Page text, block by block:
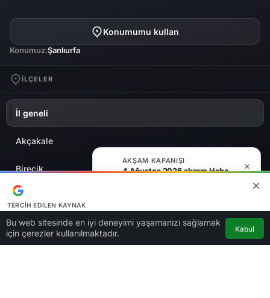
Konumumu kullan
Konumuz:Şanlıurfa
İLÇELER
İl geneli
Akçakale
Birecik
Bozova
Ceylanpınar
AKŞAM KAPANIŞI
4 Ağustos 2026 akşam Haber Bülteni
Bu web sitesinde en iyi deneyimi yaşamanızı sağlamak
için çerezler kullanılmaktadır.
Kabul
TERCIH EDILEN KAYNAK
Kaynağı Ekle